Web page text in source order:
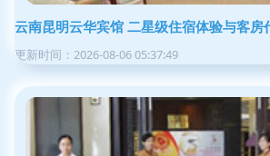
云南昆明云华宾馆 二星级住宿体验与客房
更新时间：2026-08-06 05:37:49